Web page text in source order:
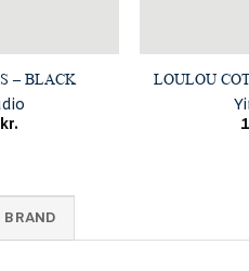
– BLACK
kr.
LOULOU
BRAND